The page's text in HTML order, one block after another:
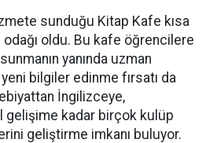
sunduğu Kitap Kafe kısa
oldu. Bu kafe öğrencilere
yanında uzman
bilgiler edinme fırsatı da
İngilizceye,
gelişime kadar birçok kulüp
geliştirme imkanı buluyor.